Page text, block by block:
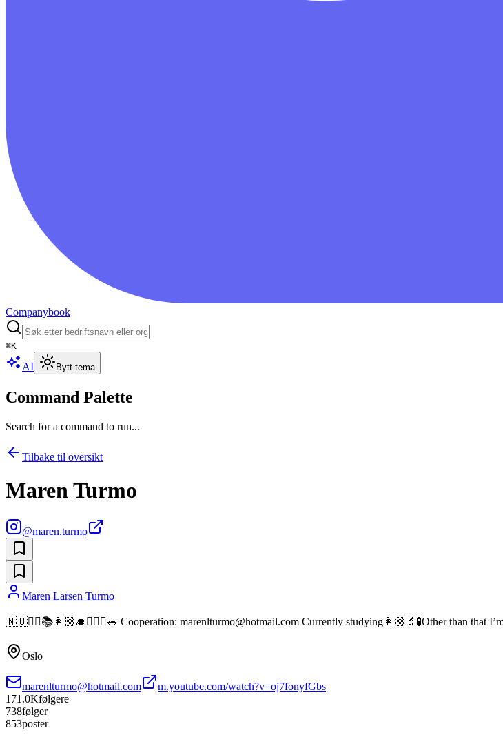
Companybook
⌘K
AI Bytt tema
Command Palette
Search for a command to run...
Tilbake til oversikt
Maren Turmo
@maren.turmo
Maren Larsen Turmo
🇳🇴❤️‍🔥📚👩🏼‍🎓🏋🏼‍♀️🥗 Cooperation: marenlturmo@hotmail.com Currently studying👩🏼‍🔬🧪Other than that
Oslo
marenlturmo@hotmail.com
m.youtube.com/watch?v=oj7fonyfGbs
171.0Kfølgere
738følger
853poster